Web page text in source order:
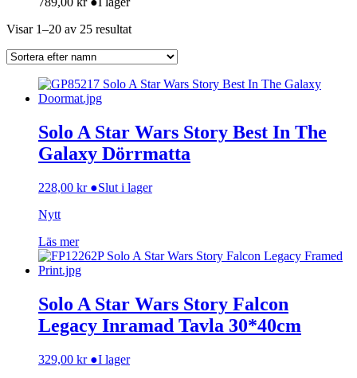
Visar 1–20 av 25 resultat
Solo A Star Wars Story Best In The
Galaxy Dörrmatta
228,00 kr ●Slut i lager
Nytt
Läs mer
Solo A Star Wars Story Falcon
Legacy Inramad Tavla 30*40cm
329,00 kr ●I lager